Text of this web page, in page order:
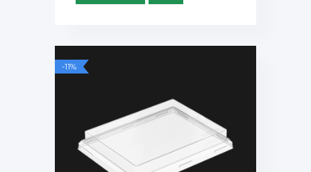
-11%